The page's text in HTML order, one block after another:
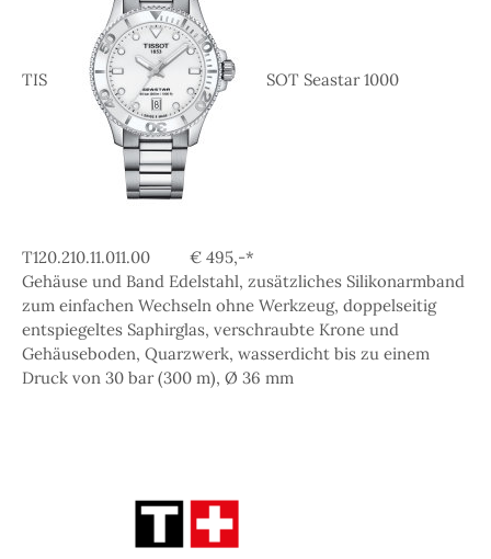
TIS SOT Seastar 1000
T120.210.11.011.00 € 495,-*
Gehäuse und Band Edelstahl, zusätzliches Silikonarmband
zum einfachen Wechseln ohne Werkzeug, doppelseitig
entspiegeltes Saphirglas, verschraubte Krone und
Gehäuseboden, Quarzwerk, wasserdicht bis zu einem
Druck von 30 bar (300 m), Ø 36 mm